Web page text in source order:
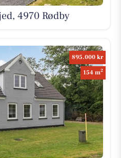
4970 Rødby
895.000 kr
154 m2